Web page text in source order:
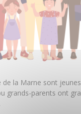
de la Marne sont
grands-parents ont